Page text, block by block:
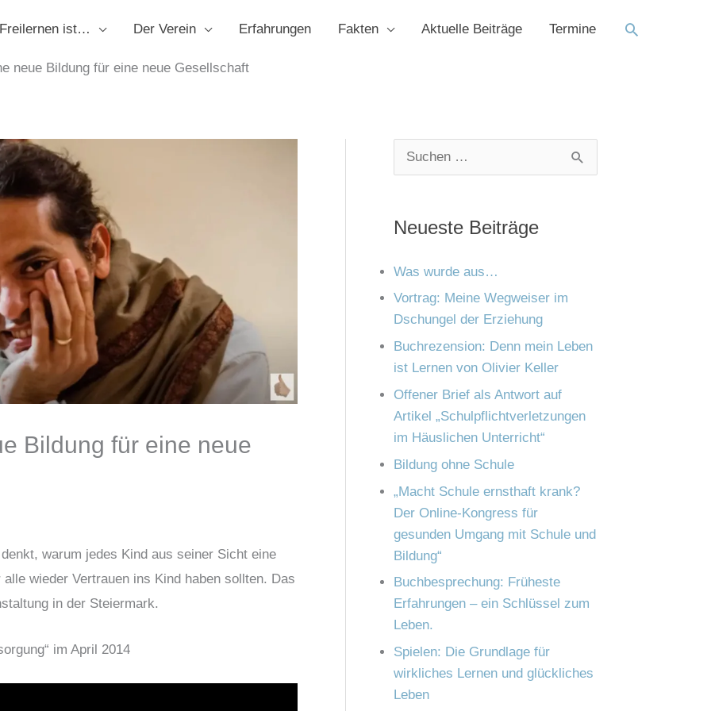
Freilernen ist… Der Verein Erfahrungen Fakten Aktuelle Beiträge Termine Suchen
neue Bildung für eine neue Gesellschaft
Bildung für eine neue
warum jedes Kind aus seiner Sicht eine
wieder Vertrauen ins Kind haben sollten. Das
in der Steiermark.
im April 2014
e
n
n
a
c
h
:
Neueste Beiträge
Was wurde aus…
Vortrag: Meine Wegweiser im
Dschungel der Erziehung
Buchrezension: Denn mein Leben
ist Lernen von Olivier Keller
Offener Brief als Antwort auf
Artikel „Schulpflichtverletzungen
im Häuslichen Unterricht“
Bildung ohne Schule
„Macht Schule ernsthaft krank?
Der Online-Kongress für
gesunden Umgang mit Schule und
Bildung“
Buchbesprechung: Früheste
Erfahrungen – ein Schlüssel zum
Leben.
Spielen: Die Grundlage für
wirkliches Lernen und glückliches
Leben
a
e
r
i
e
n
r
h